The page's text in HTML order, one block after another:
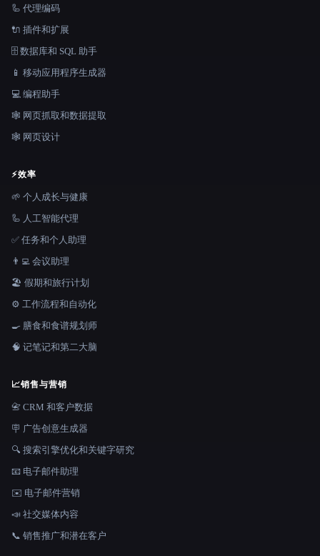
🦾 代理编码
🔌 插件和扩展
🗄️ 数据库和 SQL 助手
📱 移动应用程序生成器
💻 编程助手
🕸️ 网页抓取和数据提取
🕸 网页设计
⚡效率
🌱 个人成长与健康
🦾 人工智能代理
✅ 任务和个人助理
👨‍💻 会议助理
🏖 假期和旅行计划
⚙️ 工作流程和自动化
🍳 膳食和食谱规划师
🧠 记笔记和第二大脑
📈销售与营销
📇 CRM 和客户数据
🪧 广告创意生成器
🔍 搜索引擎优化和关键字研究
📧 电子邮件助理
✉️ 电子邮件营销
📣 社交媒体内容
📞 销售推广和潜在客户